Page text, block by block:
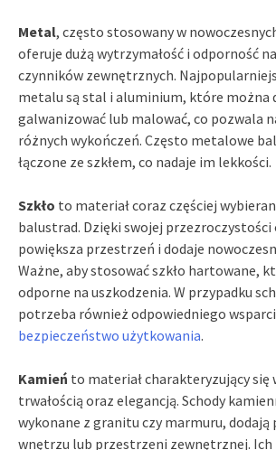
Metal, często stosowany w
oferuje dużą wytrzymałość i odporność
czynników zewnętrznych.
metalu są stal i aluminium, które można
galwanizować lub malować, co pozwala
różnych wykończeń. Często metalowe
łączone ze szkłem, co nadaje im lekkości.
Szkło to materiał coraz częściej
balustrad. Dzięki swojej
powiększa przestrzeń i dodaje
Ważne, aby stosować szkło hartowane,
odporne na uszkodzenia. W przypadku
potrzeba również odpowiedniego
bezpieczeństwo użytkowania.
Kamień to materiał charakteryzujący się
trwałością oraz elegancją. Schody
wykonane z granitu czy marmuru, dodają
wnętrzu lub przestrzeni zewnętrznej. Ich